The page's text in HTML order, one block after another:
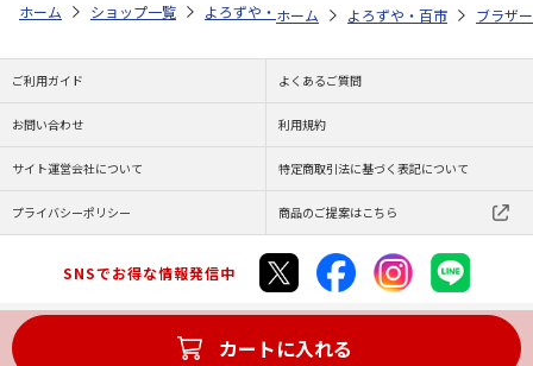
カートに入れる
ホーム ショップ一覧 よろずや・百市 エコリカ ブラザー ＬＣ３１
ホーム よろずや・百市 ブラザー
ご利用ガイド よくあるご質問
お問い合わせ 利用規約
サイト運営会社について 特定商取引法に基づく表記について
プライバシーポリシー 商品のご提案はこちら
SNSでお得な情報発信中